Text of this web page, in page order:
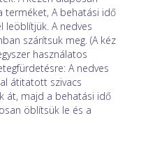
terméket, A behatási idő
leöblítjük. A nedves
szárítsuk meg. (A kéz
használatos
A nedves
átitatott szivacs
át, majd a behatási idő
öblítsük le és a